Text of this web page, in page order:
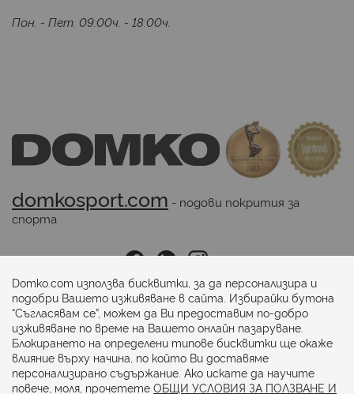
Пон. - Пет. 09:00ч. - 18:00ч.
domkosport.com - подови покрития за
спорта
Последвайте ни:
Начини на плащане:
Domko.com използва бисквитки, за да персонализира и
подобри Вашето изживяване в сайта. Избирайки бутона
“Съгласявам се”, можем да Ви предоставим по-добро
изживяване по време на Вашето онлайн пазаруване.
Блокирането на определени типове бисквитки ще окаже
влияние върху начина, по който Ви доставяме
персонализирано съдържание. Ако искате да научите
повече, моля, прочетете ОБЩИ УСЛОВИЯ ЗА ПОЛЗВАНЕ И